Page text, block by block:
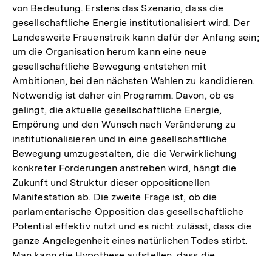
von Bedeutung. Erstens das Szenario, dass die
gesellschaftliche Energie institutionalisiert wird. Der
Landesweite Frauenstreik kann dafür der Anfang sein;
um die Organisation herum kann eine neue
gesellschaftliche Bewegung entstehen mit
Ambitionen, bei den nächsten Wahlen zu kandidieren.
Notwendig ist daher ein Programm. Davon, ob es
gelingt, die aktuelle gesellschaftliche Energie,
Empörung und den Wunsch nach Veränderung zu
institutionalisieren und in eine gesellschaftliche
Bewegung umzugestalten, die die Verwirklichung
konkreter Forderungen anstreben wird, hängt die
Zukunft und Struktur dieser oppositionellen
Manifestation ab. Die zweite Frage ist, ob die
parlamentarische Opposition das gesellschaftliche
Potential effektiv nutzt und es nicht zulässt, dass die
ganze Angelegenheit eines natürlichen Todes stirbt.